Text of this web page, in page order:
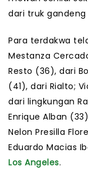
dari truk gandeng
Para terdakwa
Mestanza
Resto (36), dari
(41), dari Rialto;
dari lingkungan
Enrique Alban
Nelon Presilla
Eduardo Macias
Los Angeles.